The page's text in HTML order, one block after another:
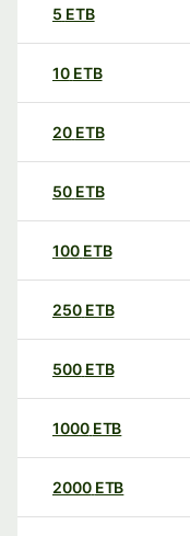
5 ETB
10 ETB
20 ETB
50 ETB
100 ETB
250 ETB
500 ETB
1000 ETB
2000 ETB